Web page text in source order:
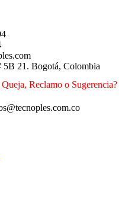
5B 21. Bogotá, Colombia
Reclamo o Sugerencia?